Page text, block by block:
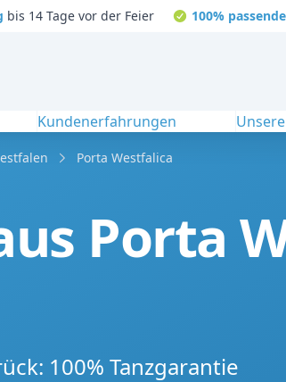
bis 14 Tage vor der Feier 100%
Kundenerfahrungen
Porta Westfalica
Porta
100% Tanzgarantie